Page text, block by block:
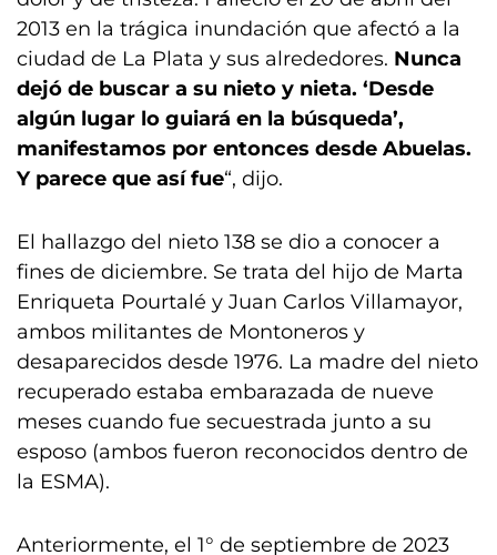
2013 en la trágica inundación que afectó a la
ciudad de La Plata y sus alrededores. Nunca
dejó de buscar a su nieto y nieta. ‘Desde
algún lugar lo guiará en la búsqueda’,
manifestamos por entonces desde Abuelas.
Y parece que así fue“, dijo.
El hallazgo del nieto 138 se dio a conocer a
fines de diciembre. Se trata del hijo de Marta
Enriqueta Pourtalé y Juan Carlos Villamayor,
ambos militantes de Montoneros y
desaparecidos desde 1976. La madre del nieto
recuperado estaba embarazada de nueve
meses cuando fue secuestrada junto a su
esposo (ambos fueron reconocidos dentro de
la ESMA).
Anteriormente, el 1° de septiembre de 2023